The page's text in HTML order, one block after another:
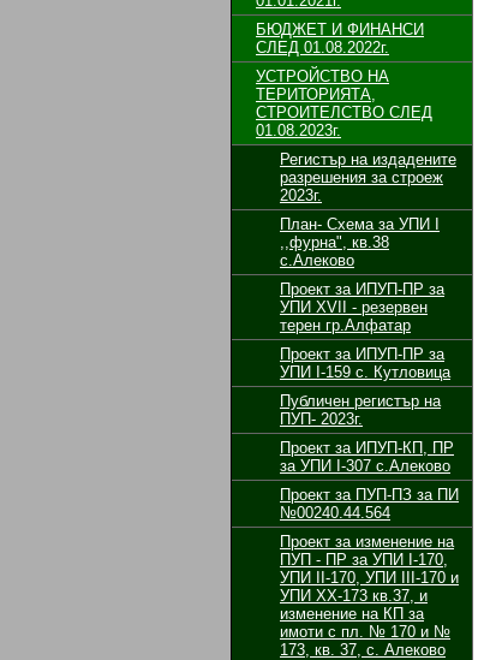
БЮДЖЕТ И ФИНАНСИ
СЛЕД 01.08.2022г.
УСТРОЙСТВО НА
ТЕРИТОРИЯТА,
СТРОИТЕЛСТВО СЛЕД
01.08.2023г.
Регистър на издадените
разрешения за строеж
2023г.
План- Схема за УПИ I
,,фурна", кв.38
с.Алеково
Проект за ИПУП-ПР за
УПИ XVII - резервен
терен гр.Алфатар
Проект за ИПУП-ПР за
УПИ I-159 с. Кутловица
Публичен регистър на
ПУП- 2023г.
Проект за ИПУП-КП, ПР
за УПИ I-307 с.Алеково
Проект за ПУП-ПЗ за ПИ
№00240.44.564
Проект за изменение на
ПУП - ПР за УПИ І-170,
УПИ ІІ-170, УПИ ІІІ-170 и
УПИ ХХ-173 кв.37, и
изменение на КП за
имоти с пл. № 170 и №
173, кв. 37, с. Алеково